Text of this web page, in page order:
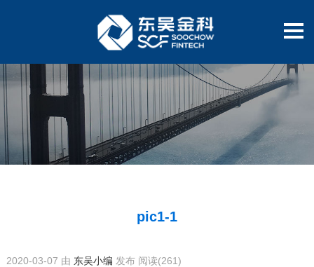
pic1-1
2020-03-07 由 东吴小编 发布 阅读(261)